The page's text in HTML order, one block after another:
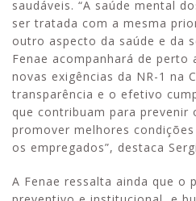
saudáveis. “A saúde mental
ser tratada com a mesma
outro aspecto da saúde e da
Fenae acompanhará de perto
novas exigências da NR-1 na
transparência e o efetivo
que contribuam para prevenir
promover melhores
os empregados”, destaca
A Fenae ressalta ainda que o